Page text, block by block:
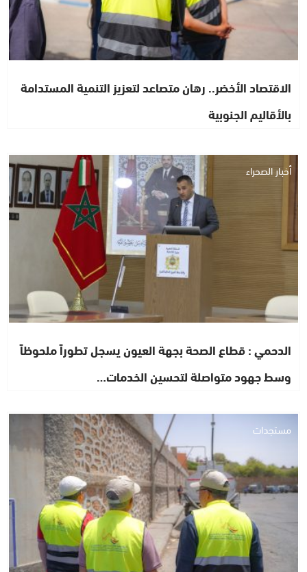
الاقتصاد الأخضر.. رهان متصاعد لتعزيز التنمية المستدامة
بالأقاليم الجنوبية
أخبار الصحراء
الدحمي : قطاع الصحة بجهة العيون يسجل تطوراً ملحوظاً
وسط جهود متواصلة لتحسين الخدمات…
مستجدات